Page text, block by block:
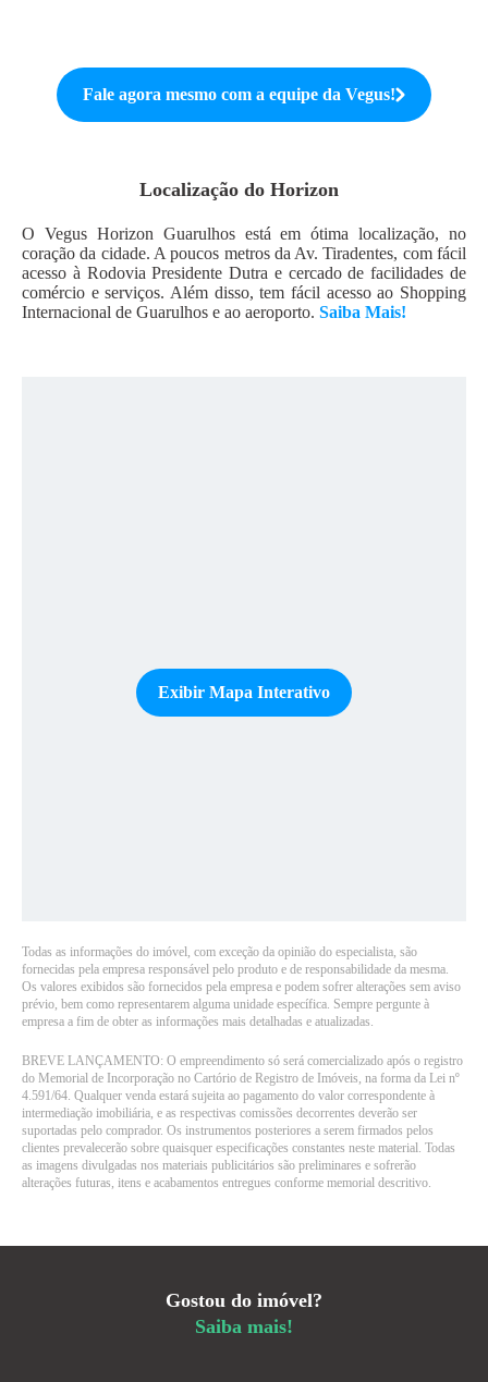
Fale agora mesmo com a equipe daVegus!
Localização do Horizon
O Vegus Horizon Guarulhos está em ótima localização, no
coração da cidade. A poucos metros da Av. Tiradentes, com fácil
acesso à Rodovia Presidente Dutra e cercado de facilidades de
comércio e serviços. Além disso, tem fácil acesso ao Shopping
Internacional de Guarulhos e ao aeroporto. Saiba Mais!
Exibir Mapa Interativo
Todas as informações do imóvel, com exceção da opinião do especialista, são
fornecidas pela empresa responsável pelo produto e de responsabilidade da mesma.
Os valores exibidos são fornecidos pela empresa e podem sofrer alterações sem aviso
prévio, bem como representarem alguma unidade específica. Sempre pergunte à
empresa a fim de obter as informações mais detalhadas e atualizadas.
BREVE LANÇAMENTO: O empreendimento só será comercializado após o registro
do Memorial de Incorporação no Cartório de Registro de Imóveis, na forma da Lei nº
4.591/64. Qualquer venda estará sujeita ao pagamento do valor correspondente à
intermediação imobiliária, e as respectivas comissões decorrentes deverão ser
suportadas pelo comprador. Os instrumentos posteriores a serem firmados pelos
clientes prevalecerão sobre quaisquer especificações constantes neste material. Todas
as imagens divulgadas nos materiais publicitários são preliminares e sofrerão
alterações futuras, itens e acabamentos entregues conforme memorial descritivo.
Gostou do imóvel?
Saiba mais!